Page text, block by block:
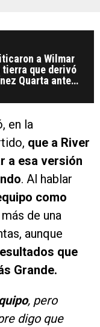
a Wilmar
tierra que derivó
Quarta ante
en la
que a River
a esa versión
. Al hablar
como
de una
aunque
que
Grande.
, pero
digo que